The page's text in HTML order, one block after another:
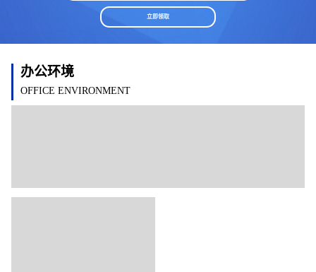
立即领取
办公环境
OFFICE ENVIRONMENT